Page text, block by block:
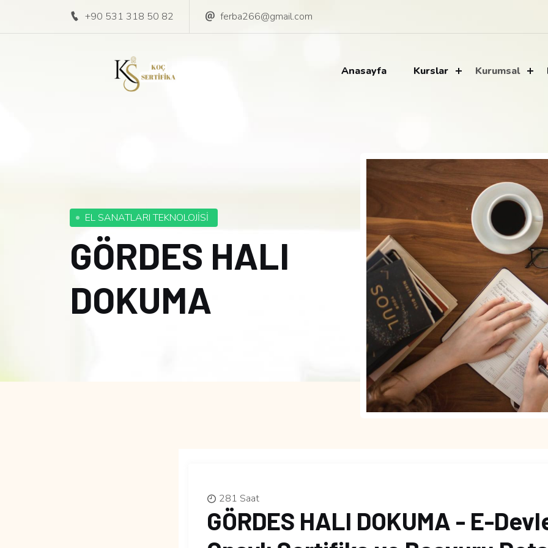
+90 531 318 50 82 ferba266@gmail.com
Anasayfa Kurslar Kurumsal
EL SANATLARI TEKNOLOJİSİ
GÖRDES HALI
DOKUMA
281 Saat
GÖRDES HALI DOKUMA - E-